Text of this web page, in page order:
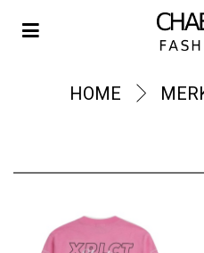
SUBMENU (HEREN)
Toggle navigation
HOME